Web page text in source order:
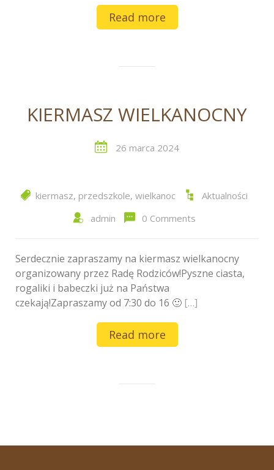
Read more
KIERMASZ WIELKANOCNY
26 marca 2024
kiermasz, przedszkole, wielkanoc
Aktualności
admin
0 Comments
Serdecznie zapraszamy na kiermasz wielkanocny
organizowany przez Radę Rodziców!Pyszne ciasta,
rogaliki i babeczki już na Państwa
czekają!Zapraszamy od 7:30 do 16 🙂 […]
Read more